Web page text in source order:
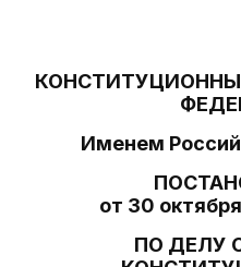
Именем
от 30
ПО ДЕЛУ